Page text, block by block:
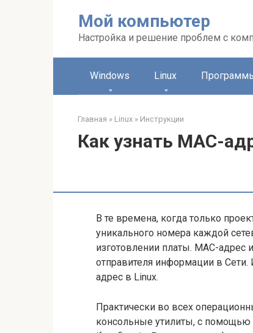
Мой компьютер
Настройка и решение проблем с
Windows Linux
Главная » Linux » Инструкции
Как узнать MAC-
В те времена, когда только
уникального номера каждой
изготовлении платы. MAC-адрес
отправителя информации в Сети.
адрес в Linux.
Практически во всех
консольные утилиты, с помощью